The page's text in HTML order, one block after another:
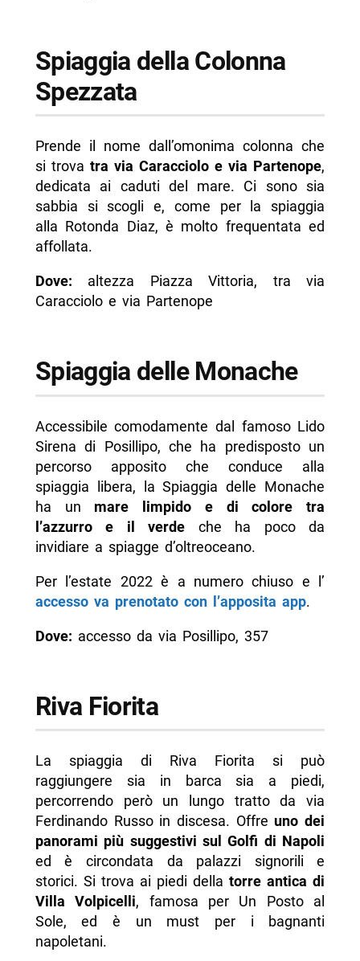
Spiaggia della Colonna
Spezzata
Prende il nome dall’omonima colonna che
si trova tra via Caracciolo e via Partenope,
dedicata ai caduti del mare. Ci sono sia
sabbia si scogli e, come per la spiaggia
alla Rotonda Diaz, è molto frequentata ed
affollata.
Dove: altezza Piazza Vittoria, tra via
Caracciolo e via Partenope
Spiaggia delle Monache
Accessibile comodamente dal famoso Lido
Sirena di Posillipo, che ha predisposto un
percorso apposito che conduce alla
spiaggia libera, la Spiaggia delle Monache
ha un mare limpido e di colore tra
l’azzurro e il verde che ha poco da
invidiare a spiagge d’oltreoceano.
Per l’estate 2022 è a numero chiuso e l’
accesso va prenotato con l’apposita app.
Dove: accesso da via Posillipo, 357
Riva Fiorita
La spiaggia di Riva Fiorita si può
raggiungere sia in barca sia a piedi,
percorrendo però un lungo tratto da via
Ferdinando Russo in discesa. Offre uno dei
panorami più suggestivi sul Golfi di Napoli
ed è circondata da palazzi signorili e
storici. Si trova ai piedi dellatorre antica di
Villa Volpicelli, famosa per Un Posto al
Sole, ed è un must per i bagnanti
napoletani.